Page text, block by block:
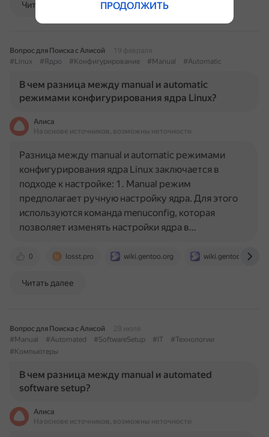
Читать далее
Вопрос для Поиска с Алисой
19 февраля
#Linux
#Ядро #Конфигурирование #Manual #Automatic
В чем разница между manual и automatic
режимами конфигурирования ядра Linux?
Алиса
На основе источников, возможны неточности
0 losst.pro wiki.gentoo.org wiki.gentoo.org
Разница между manual и automatic режимами
конфигурирования ядра Linux заключается в
подходе к настройке: 1. Manual режим
предполагает ручную настройку ядра. Для этого
используются команда menuconfig, которая
позволяет изменять настройки ядра в…
Читать далее
Вопрос для Поиска с Алисой
28 июля
#Manual
#Automated #SoftwareSetup #IT
#Технологии
#Компьютеры
В чем разница между manual и automated
software setup?
Алиса
На основе источников, возможны неточности
ПРОДОЛЖИТЬ